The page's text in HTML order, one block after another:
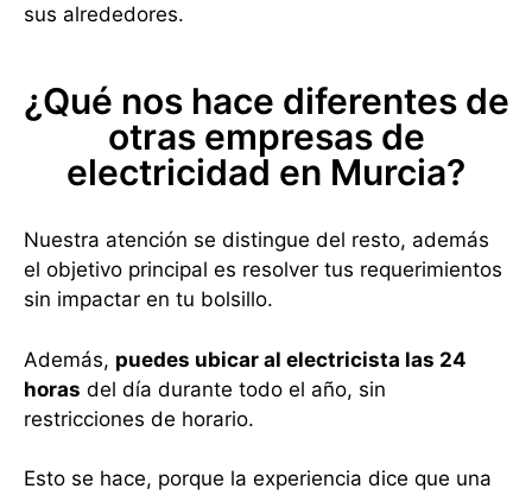
sus alrededores.
¿Qué nos hace diferentes de
otras empresas de
electricidad en Murcia?
Nuestra atención se distingue del resto, además
el objetivo principal es resolver tus requerimientos
sin impactar en tu bolsillo.
Además, puedes ubicar al electricista las 24
horas del día durante todo el año, sin
restricciones de horario.
Esto se hace, porque la experiencia dice que una